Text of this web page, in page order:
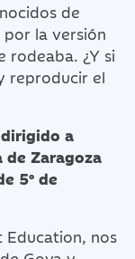
de
la versión
rodeaba. ¿Y si
reproducir el
a
Zaragoza
5º de
Education, nos